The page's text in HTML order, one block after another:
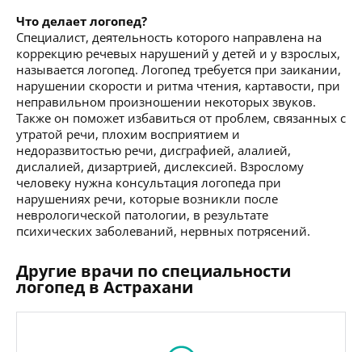
Что делает логопед?
Специалист, деятельность которого направлена на
коррекцию речевых нарушений у детей и у взрослых,
называется логопед. Логопед требуется при заикании,
нарушении скорости и ритма чтения, картавости, при
неправильном произношении некоторых звуков.
Также он поможет избавиться от проблем, связанных с
утратой речи, плохим восприятием и
недоразвитостью речи, дисграфией, алалией,
дислалией, дизартрией, дислексией. Взрослому
человеку нужна консультация логопеда при
нарушениях речи, которые возникли после
неврологической патологии, в результате
психических заболеваний, нервных потрясений.
Другие врачи по специальности
логопед в Астрахани